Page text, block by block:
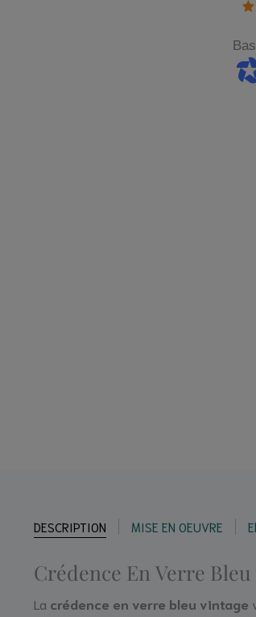
DESCRIPTION MISE EN OEUVRE
Crédence En Verre
La crédence en verre bleu vintage